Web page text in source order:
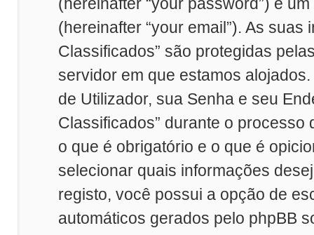
(hereinafter “your email”). As
Classificados” são protegidas
servidor em que estamos
de Utilizador, sua Senha e seu
Classificados” durante o
o que é obrigatório e o que é
selecionar quais informações
registo, você possui a opção de
automáticos gerados pelo phpBB